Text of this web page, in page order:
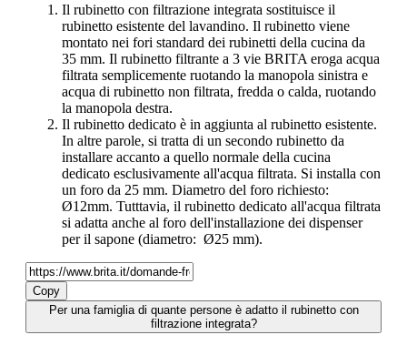
Il rubinetto con filtrazione integrata sostituisce il
rubinetto esistente del lavandino. Il rubinetto viene
montato nei fori standard dei rubinetti della cucina da
35 mm. Il rubinetto filtrante a 3 vie BRITA eroga acqua
filtrata semplicemente ruotando la manopola sinistra e
acqua di rubinetto non filtrata, fredda o calda, ruotando
la manopola destra.
Il rubinetto dedicato è in aggiunta al rubinetto esistente.
In altre parole, si tratta di un secondo rubinetto da
installare accanto a quello normale della cucina
dedicato esclusivamente all'acqua filtrata. Si installa con
un foro da 25 mm. Diametro del foro richiesto:
Ø12mm. Tutttavia, il rubinetto dedicato all'acqua filtrata
si adatta anche al foro dell'installazione dei dispenser
per il sapone (diametro: Ø25 mm).
Copy
Per una famiglia di quante persone è adatto il rubinetto con
filtrazione integrata?